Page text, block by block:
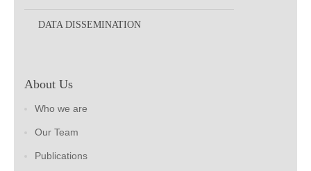
DATA DISSEMINATION
About Us
Who we are
Our Team
Publications